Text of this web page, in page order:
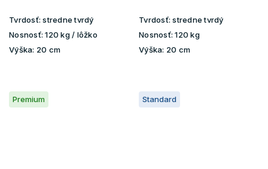
Tvrdosť: stredne tvrdý
Nosnosť: 120 kg / lôžko
Výška: 20 cm
Tvrdosť: stredne tvrdý
Nosnosť: 120 kg
Výška: 20 cm
Premium Standard